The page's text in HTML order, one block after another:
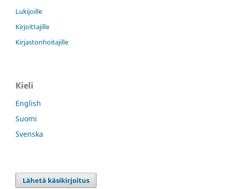
Lukijoille
Kirjoittajille
Kirjastonhoitajille
Kieli
English
Suomi
Svenska
Lähetä käsikirjoitus